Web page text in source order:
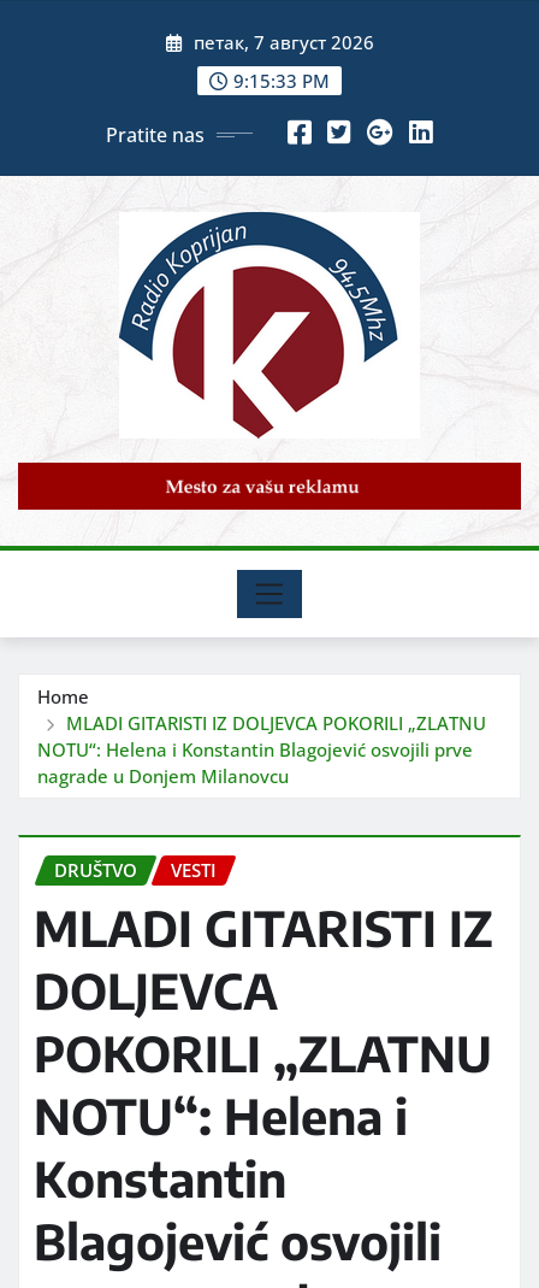
петак, 7 август 2026
9:15:35 PM
Pratite nas
Home
MLADI GITARISTI IZ DOLJEVCA POKORILI „ZLATNU
NOTU“: Helena i Konstantin Blagojević osvojili prve
nagrade u Donjem Milanovcu
DRUŠTVO VESTI
MLADI GITARISTI IZ
DOLJEVCA
POKORILI „ZLATNU
NOTU“: Helena i
Konstantin
Blagojević osvojili